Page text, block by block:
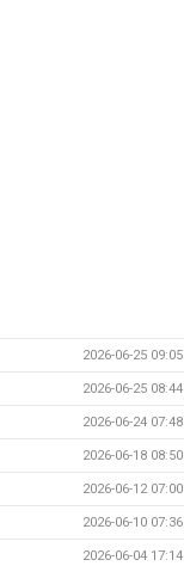
2026-06-25 09:05
2026-06-25 08:44
2026-06-24 07:48
2026-06-18 08:50
2026-06-12 07:00
2026-06-10 07:36
2026-06-04 17:14